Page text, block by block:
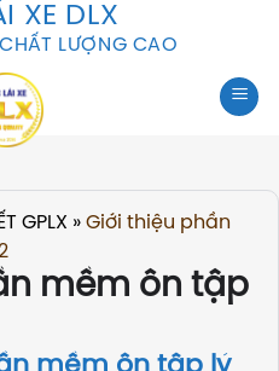
XE DLX
LƯỢNG CAO
GPLX » Giới thiệu phần
mềm ôn tập